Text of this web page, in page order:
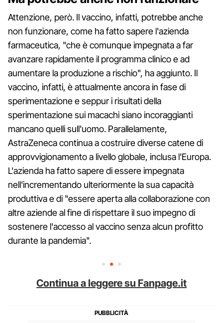
Attenzione, però. Il vaccino, infatti, potrebbe anche
non funzionare, come ha fatto sapere l'azienda
farmaceutica, "che è comunque impegnata a far
avanzare rapidamente il programma clinico e ad
aumentare la produzione a rischio", ha aggiunto. Il
vaccino, infatti, è attualmente ancora in fase di
sperimentazione e seppur i risultati della
sperimentazione sui macachi siano incoraggianti
mancano quelli sull'uomo. Parallelamente,
AstraZeneca continua a costruire diverse catene di
approvvigionamento a livello globale, inclusa l'Europa.
L'azienda ha fatto sapere di essere impegnata
nell'incrementando ulteriormente la sua capacità
produttiva e di "essere aperta alla collaborazione con
altre aziende al fine di rispettare il suo impegno di
sostenere l'accesso al vaccino senza alcun profitto
durante la pandemia".
Continua a leggere su Fanpage.it